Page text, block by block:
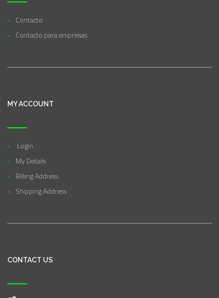
Contacto
Contacto para empresas
MY ACCOUNT
Login
My Details
Billing Address
Shipping Address
CONTACT US